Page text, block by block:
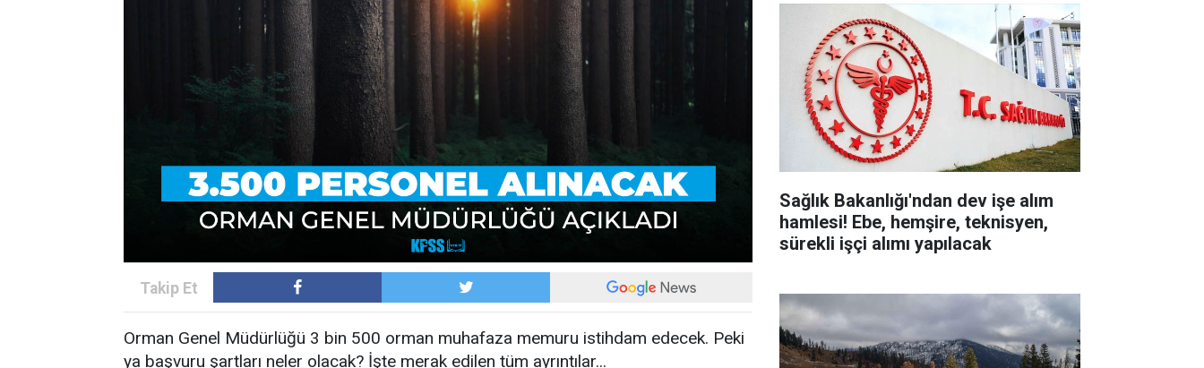
Orman Genel Müdürlüğü 3 bin 500 orman muhafaza memuru istihdam edecek. Peki
ya başvuru şartları neler olacak? İşte merak edilen tüm ayrıntılar...
Sağlık Bakanlığı'ndan dev işe alım
hamlesi! Ebe, hemşire, teknisyen,
sürekli işçi alımı yapılacak